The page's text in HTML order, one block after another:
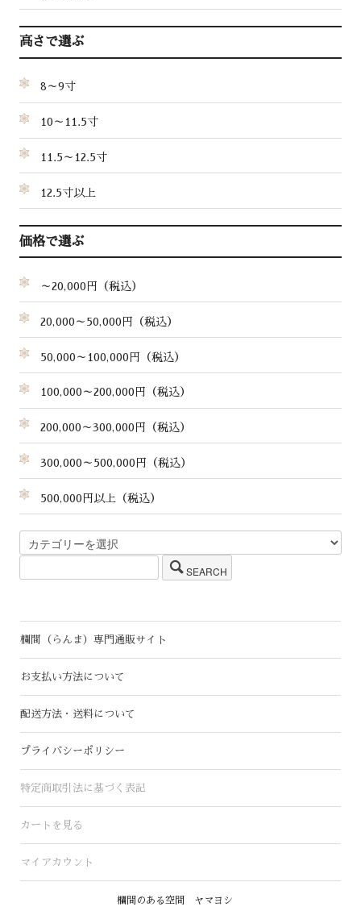
高さで選ぶ
8～9寸
10～11.5寸
11.5～12.5寸
12.5寸以上
価格で選ぶ
～20,000円（税込）
20,000～50,000円（税込）
50,000～100,000円（税込）
100,000～200,000円（税込）
200,000～300,000円（税込）
300,000～500,000円（税込）
500,000円以上（税込）
SEARCH
欄間（らんま）専門通販サイト
お支払い方法について
配送方法・送料について
プライバシーポリシー
特定商取引法に基づく表記
カートを見る
マイアカウント
欄間のある空間 ヤマヨシ